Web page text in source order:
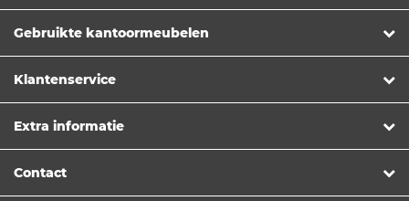
Gebruikte kantoormeubelen
Klantenservice
Extra informatie
Contact